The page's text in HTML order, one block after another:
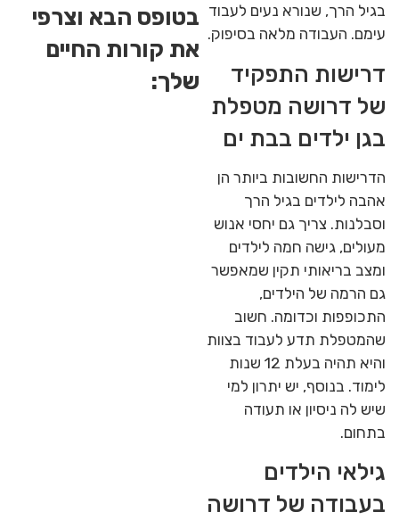
בגיל הרך, שנורא נעים לעבוד
עימם. העבודה מלאה בסיפוק.
דרישות התפקיד
של דרושה מטפלת
בגן ילדים בבת ים
הדרישות החשובות ביותר הן
אהבה לילדים בגיל הרך
וסבלנות. צריך גם יחסי אנוש
מעולים, גישה חמה לילדים
ומצב בריאותי תקין שמאפשר
גם הרמה של הילדים,
התכופפות וכדומה. חשוב
שהמטפלת תדע לעבוד בצוות
והיא תהיה בעלת 12 שנות
לימוד. בנוסף, יש יתרון למי
שיש לה ניסיון או תעודה
בתחום.
גילאי הילדים
בעבודה של דרושה
בטופס הבא וצרפי
את קורות החיים
שלך: